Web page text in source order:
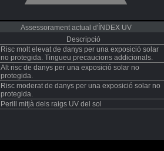
Assessorament actual d'ÍNDEX UV
Descripció
Risc molt elevat de danys per una exposició solar
no protegida. Tingueu precaucions addicionals.
Alt risc de danys per una exposició solar no
protegida.
Risc moderat de danys per una exposició solar no
protegida.
Perill mitjà dels raigs UV del sol